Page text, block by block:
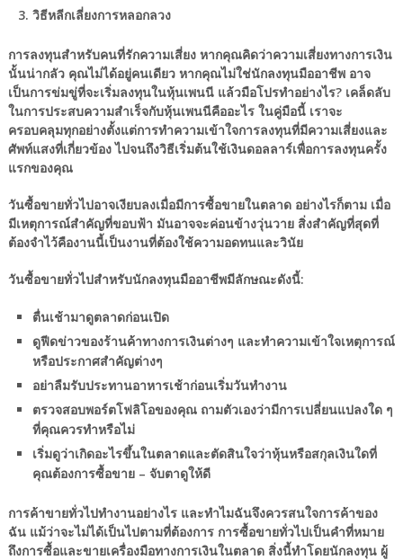
วิธีหลีกเลี่ยงการหลอกลวง
การลงทุนสำหรับคนที่รักความเสี่ยง หากคุณคิดว่าความเสี่ยงทางการเงิน
นั้นน่ากลัว คุณไม่ได้อยู่คนเดียว หากคุณไม่ใช่นักลงทุนมืออาชีพ อาจ
เป็นการข่มขู่ที่จะเริ่มลงทุนในหุ้นเพนนี แล้วมือโปรทำอย่างไร? เคล็ดลับ
ในการประสบความสำเร็จกับหุ้นเพนนีคืออะไร ในคู่มือนี้ เราจะ
ครอบคลุมทุกอย่างตั้งแต่การทำความเข้าใจการลงทุนที่มีความเสี่ยงและ
ศัพท์แสงที่เกี่ยวข้อง ไปจนถึงวิธีเริ่มต้นใช้เงินดอลลาร์เพื่อการลงทุนครั้ง
แรกของคุณ
วันซื้อขายทั่วไปอาจเงียบลงเมื่อมีการซื้อขายในตลาด อย่างไรก็ตาม เมื่อ
มีเหตุการณ์สำคัญที่ขอบฟ้า มันอาจจะค่อนข้างวุ่นวาย สิ่งสำคัญที่สุดที่
ต้องจำไว้คืองานนี้เป็นงานที่ต้องใช้ความอดทนและวินัย
วันซื้อขายทั่วไปสำหรับนักลงทุนมืออาชีพมีลักษณะดังนี้:
ตื่นเช้ามาดูตลาดก่อนเปิด
ดูฟีดข่าวของร้านค้าทางการเงินต่างๆ และทำความเข้าใจเหตุการณ์
หรือประกาศสำคัญต่างๆ
อย่าลืมรับประทานอาหารเช้าก่อนเริ่มวันทำงาน
ตรวจสอบพอร์ตโฟลิโอของคุณ ถามตัวเองว่ามีการเปลี่ยนแปลงใด ๆ
ที่คุณควรทำหรือไม่
เริ่มดูว่าเกิดอะไรขึ้นในตลาดและตัดสินใจว่าหุ้นหรือสกุลเงินใดที่
คุณต้องการซื้อขาย – จับตาดูให้ดี
การค้าขายทั่วไปทำงานอย่างไร และทำไมฉันจึงควรสนใจการค้าของ
ฉัน แม้ว่าจะไม่ได้เป็นไปตามที่ต้องการ การซื้อขายทั่วไปเป็นคำที่หมาย
ถึงการซื้อและขายเครื่องมือทางการเงินในตลาด สิ่งนี้ทำโดยนักลงทุน ผู้